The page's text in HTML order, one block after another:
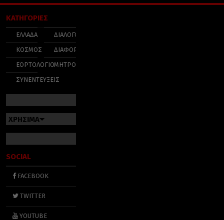
ΚΑΤΗΓΟΡΙΕΣ
ΕΛΛΑΔΑ
ΚΟΣΜΟΣ
ΕΟΡΤΟΛΟΓΙΟ
ΣΥΝΕΝΤΕΥΞΕΙΣ
ΔΙΑΛΟΓΟΣ
ΔΙΑΦΟΡΑ
ΜΗΤΡΟΠΟΛΕΙΣ
ΧΡΗΣΙΜΑ
SOCIAL
FACEBOOK
TWITTER
YOUTUBE